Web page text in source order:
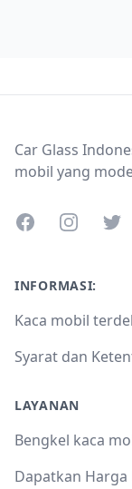
Car Glass
mobil yang
FacebookInstagram
INFORMASI:
Kaca mobil
Syarat dan
LAYANAN
Bengkel kaca
Dapatkan Harga